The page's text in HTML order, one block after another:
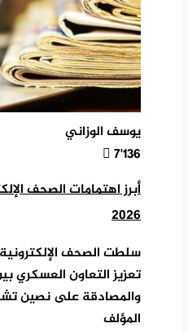
يوسف الوزاني
7٬136
2026
سلطت الصحف
تعزيز التعاون العسكري
والمصادقة على نصين
المؤلف